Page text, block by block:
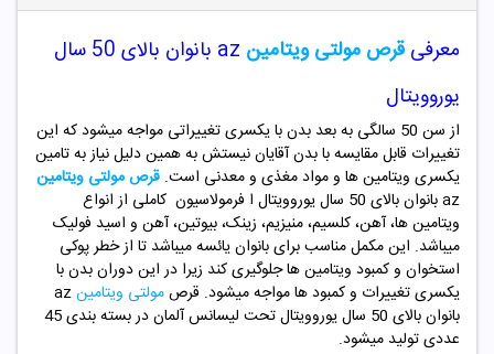
معرفی قرص مولتی ویتامین az
بانوان بالای 50 سال
یوروویتال
از سن 50 سالگی به بعد بدن با یکسری تغییراتی مواجه میشود که این
تغییرات قابل مقایسه با بدن آقایان نیستش به همین دلیل نیاز به تامین
یکسری ویتامین ها و مواد مغذی و معدنی است. قرص مولتی ویتامین
az
بانوان بالای 50 سال یوروویتال ا فرمولاسیون کاملی از انواع
ویتامین ها، آهن، کلسیم، منیزیم، زینک، بیوتین، آهن و اسید فولیک
میباشد. این مکمل مناسب برای بانوان یائسه میباشد تا از خطر پوکی
استخوان و کمبود ویتامین ها جلوگیری کند زیرا در این دوران بدن با
یکسری تغییرات و کمبود ها مواجه میشود. قرصمولتی ویتامینaz
بانوان بالای 50 سال یوروویتال تحت لیسانس آلمان در بسته بندی 45
عددی تولید میشود.